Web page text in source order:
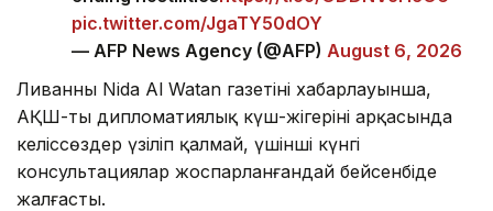
pic.twitter.com/JgaTY50dOY
— AFP News Agency (@AFP) August 6, 2026
Ливанның Nida Al Watan газетінің хабарлауынша,
АҚШ-тың дипломатиялық күш-жігерінің арқасында
келіссөздер үзіліп қалмай, үшінші күнгі
консультациялар жоспарланғандай бейсенбіде
жалғасты.